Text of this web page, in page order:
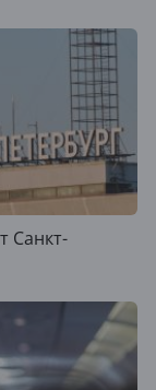
Санкт-